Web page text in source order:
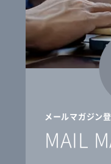
メールマガジン
MAIL